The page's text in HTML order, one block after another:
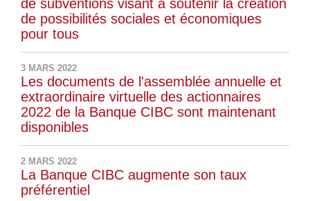
de subventions visant à soutenir la création
de possibilités sociales et économiques
pour tous
3 MARS 2022
Les documents de l'assemblée annuelle et
extraordinaire virtuelle des actionnaires
2022 de la Banque CIBC sont maintenant
disponibles
2 MARS 2022
La Banque CIBC augmente son taux
préférentiel